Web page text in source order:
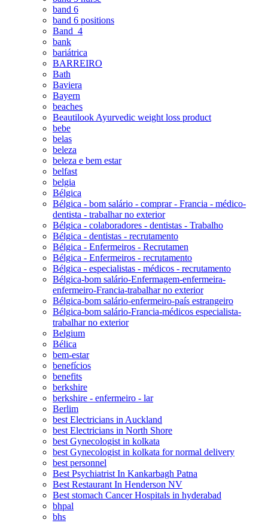
band 6
band 6 positions
Band_4
bank
bariátrica
BARREIRO
Bath
Baviera
Bayern
beaches
Beautilook Ayurvedic weight loss product
bebe
belas
beleza
beleza e bem estar
belfast
belgia
Bélgica
Bélgica - bom salário - comprar - Francia - médico-
dentista - trabalhar no exterior
Bélgica - colaboradores - dentistas - Trabalho
Bélgica - dentistas - recrutamento
Bélgica - Enfermeiros - Recrutamen
Bélgica - Enfermeiros - recrutamento
Bélgica - especialistas - médicos - recrutamento
Bélgica-bom salário-Enfermagem-enfermeira-
enfermeiro-Francia-trabalhar no exterior
Bélgica-bom salário-enfermeiro-país estrangeiro
Bélgica-bom salário-Francia-médicos especialista-
trabalhar no exterior
Belgium
Bélica
bem-estar
benefícios
benefits
berkshire
berkshire - enfermeiro - lar
Berlim
best Electricians in Auckland
best Electricians in North Shore
best Gynecologist in kolkata
best Gynecologist in kolkata for normal delivery
best personnel
Best Psychiatrist In Kankarbagh Patna
Best Restaurant In Henderson NV
Best stomach Cancer Hospitals in hyderabad
bhpal
bhs